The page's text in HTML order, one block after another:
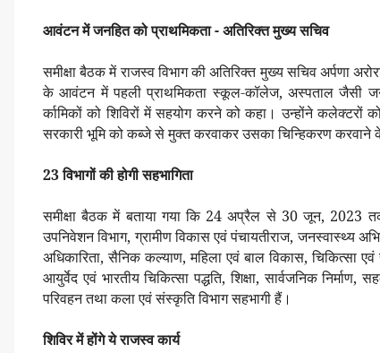
आवंटन में जनहित को प्राथमिकता - अतिरिक्त मुख्य सचिव
समीक्षा बैठक में राजस्व विभाग की अतिरिक्त मुख्य सचिव अर्पणा
के आवंटन में पहली प्राथमिकता स्कूल-कॉलेज, अस्पताल जैसी
र्कामिकों को शिविरों में सहयोग करने को कहा। उन्होंने कलेक्टरों
सरकारी भूमि को कब्जे से मुक्त करवाकर उसका चिन्हिकरण करवाने के
23 विभागों की होगी सहभागिता
समीक्षा बैठक में बताया गया कि 24 अप्रैल से 30 जून, 2023
उपनिवेशन विभाग, ग्रामीण विकास एवं पंचायतीराज, जनस्वास्थ्य
अधिकारिता, सैनिक कल्याण, महिला एवं बाल विकास, चिकित्सा
आयुर्वेद एवं भारतीय चिकित्सा पद्धति, शिक्षा, सार्वजनिक
परिवहन तथा कला एवं संस्कृति विभाग सहभागी हैं।
शिविर में होंगे ये राजस्व कार्य